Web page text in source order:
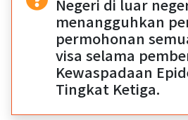
Negeri di luar
menangguhkan
permohonan
visa selama
Kewaspadaan
Tingkat Ketiga.